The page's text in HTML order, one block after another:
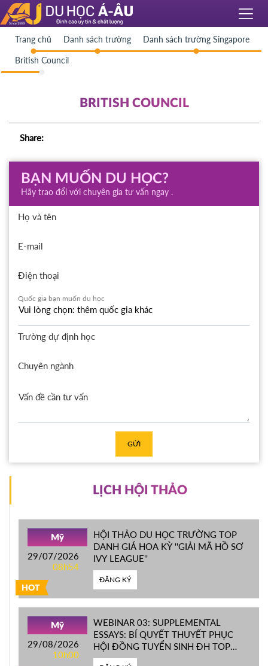
Trang chủ Danh sách trường Danh sách trường Singapore
British Council
BRITISH COUNCIL
Share:
BẠN MUỐN DU HỌC?
Hãy trao đổi với chuyên gia tư vấn ngay .
Họ và tên
E-mail
Điện thoại
Quốc gia bạn muốn du học
Trường dự định học
Chuyên ngành
GỬI
LỊCH HỘI THẢO
HOT
Mỹ
29/07/2026
08h54
HỘI THẢO DU HỌC TRƯỜNG TOP
DANH GIÁ HOA KỲ ''GIẢI MÃ HỒ SƠ
IVY LEAGUE''
ĐĂNG KÝ
Mỹ
29/08/2026
10h00
WEBINAR 03: SUPPLEMENTAL
ESSAYS: BÍ QUYẾT THUYẾT PHỤC
HỘI ĐỒNG TUYỂN SINH ĐH TOP
ĐẦU MỸ